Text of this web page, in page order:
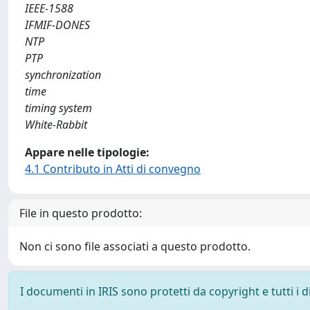
IEEE-1588
IFMIF-DONES
NTP
PTP
synchronization
time
timing system
White-Rabbit
Appare nelle tipologie:
4.1 Contributo in Atti di convegno
File in questo prodotto:
Non ci sono file associati a questo prodotto.
I documenti in IRIS sono protetti da copyright e tutti i